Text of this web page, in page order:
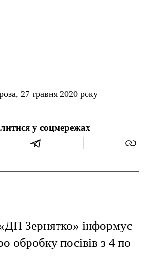
27 травня 2020 року
у соцмережах
Зернятко» інформує
обробку посівів з 4 по